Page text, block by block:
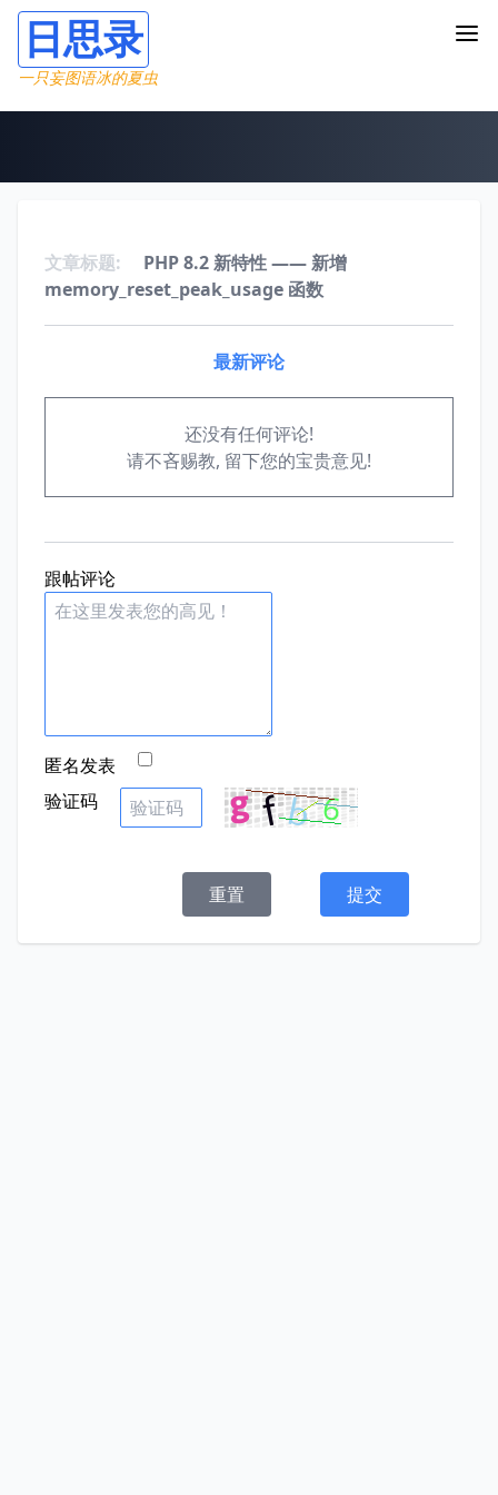
日思录
一只妄图语冰的夏虫
文章标题:
PHP 8.2 新特性 —— 新增
memory_reset_peak_usage 函数
最新评论
还没有任何评论!
请不吝赐教, 留下您的宝贵意见!
跟帖评论
匿名发表
验证码
重置 提交